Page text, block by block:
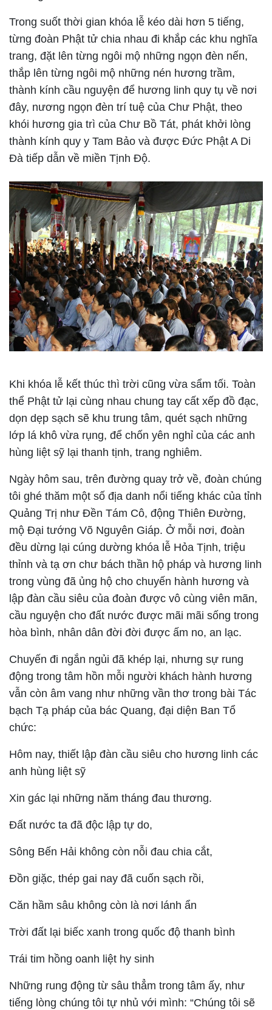
Trong suốt thời gian khóa lễ kéo dài hơn 5 tiếng,
từng đoàn Phật tử chia nhau đi khắp các khu nghĩa
trang, đặt lên từng ngôi mộ những ngọn đèn nến,
thắp lên từng ngôi mộ những nén hương trầm,
thành kính cầu nguyện để hương linh quy tụ về nơi
đây, nương ngọn đèn trí tuệ của Chư Phật, theo
khói hương gia trì của Chư Bồ Tát, phát khởi lòng
thành kính quy y Tam Bảo và được Đức Phật A Di
Đà tiếp dẫn về miền Tịnh Độ.
Khi khóa lễ kết thúc thì trời cũng vừa sẩm tối. Toàn
thể Phật tử lại cùng nhau chung tay cất xếp đồ đạc,
dọn dẹp sạch sẽ khu trung tâm, quét sạch những
lớp lá khô vừa rụng, để chốn yên nghỉ của các anh
hùng liệt sỹ lại thanh tịnh, trang nghiêm.
Ngày hôm sau, trên đường quay trở về, đoàn chúng
tôi ghé thăm một số địa danh nổi tiếng khác của tỉnh
Quảng Trị như Đền Tám Cô, động Thiên Đường,
mộ Đại tướng Võ Nguyên Giáp. Ở mỗi nơi, đoàn
đều dừng lại cúng dường khóa lễ Hỏa Tịnh, triệu
thỉnh và tạ ơn chư bách thần hộ pháp và hương linh
trong vùng đã ủng hộ cho chuyến hành hương và
lập đàn cầu siêu của đoàn được vô cùng viên mãn,
cầu nguyện cho đất nước được mãi mãi sống trong
hòa bình, nhân dân đời đời được ấm no, an lạc.
Chuyến đi ngắn ngủi đã khép lại, nhưng sự rung
động trong tâm hồn mỗi người khách hành hương
vẫn còn âm vang như những vần thơ trong bài Tác
bạch Tạ pháp của bác Quang, đại diện Ban Tổ
chức:
Hôm nay, thiết lập đàn cầu siêu cho hương linh các
anh hùng liệt sỹ
Xin gác lại những năm tháng đau thương.
Đất nước ta đã độc lập tự do,
Sông Bến Hải không còn nỗi đau chia cắt,
Đồn giặc, thép gai nay đã cuốn sạch rồi,
Căn hầm sâu không còn là nơi lánh ẩn
Trời đất lại biếc xanh trong quốc độ thanh bình
Trái tim hồng oanh liệt hy sinh
Những rung động từ sâu thẳm trong tâm ấy, như
tiếng lòng chúng tôi tự nhủ với mình: “Chúng tôi sẽ